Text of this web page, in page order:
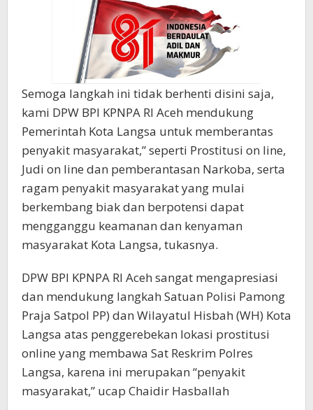
Semoga langkah ini tidak berhenti disini saja,
kami DPW BPI KPNPA RI Aceh mendukung
Pemerintah Kota Langsa untuk memberantas
penyakit masyarakat,” seperti Prostitusi on line,
Judi on line dan pemberantasan Narkoba, serta
ragam penyakit masyarakat yang mulai
berkembang biak dan berpotensi dapat
mengganggu keamanan dan kenyaman
masyarakat Kota Langsa, tukasnya.
DPW BPI KPNPA RI Aceh sangat mengapresiasi
dan mendukung langkah Satuan Polisi Pamong
Praja Satpol PP) dan Wilayatul Hisbah (WH) Kota
Langsa atas penggerebekan lokasi prostitusi
online yang membawa Sat Reskrim Polres
Langsa, karena ini merupakan “penyakit
masyarakat,” ucap Chaidir Hasballah